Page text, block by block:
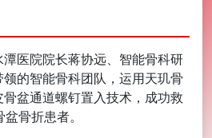
医院院长蒋协远、智能骨科研
的智能骨科团队，运用天玑骨
盆通道螺钉置入技术，成功救
骨折患者。